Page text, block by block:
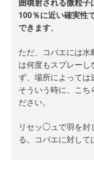
囲噴射される微粒
100％に近い確実性
できます。
ただ、コバエには
は何度もスプレーし
ず、場所によっては
そういう時に、こち
ださい。
リセッ◯ュで羽を封
る。コバエに対して